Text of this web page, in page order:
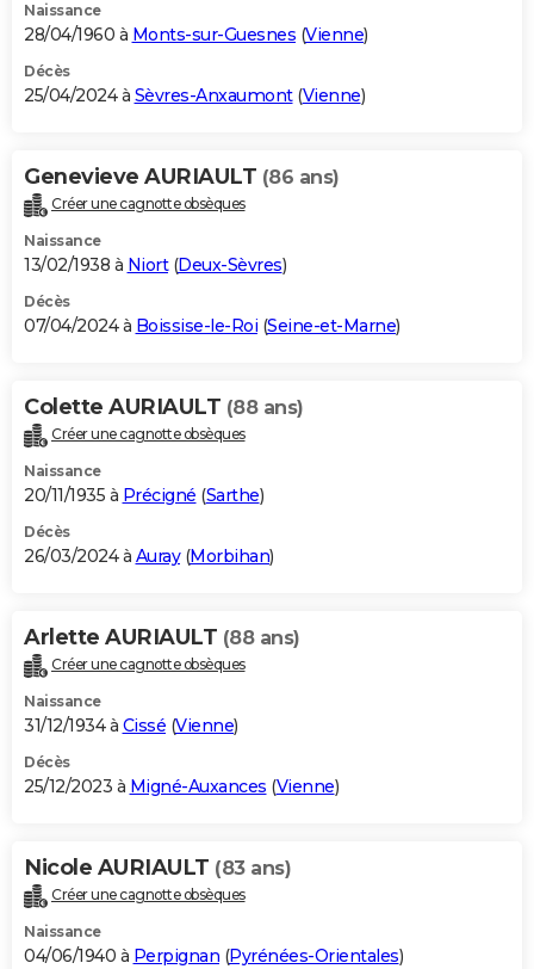
Naissance
28/04/1960 à Monts-sur-Guesnes (Vienne)
Décès
25/04/2024 à Sèvres-Anxaumont(Vienne)
Genevieve AURIAULT (86 ans)
Créer une cagnotte obsèques
Naissance
13/02/1938 à Niort(Deux-Sèvres)
Décès
07/04/2024 à Boissise-le-Roi (Seine-et-Marne)
Colette AURIAULT (88 ans)
Créer une cagnotte obsèques
Naissance
20/11/1935 à Précigné (Sarthe)
Décès
26/03/2024 à Auray(Morbihan)
Arlette AURIAULT (88 ans)
Créer une cagnotte obsèques
Naissance
31/12/1934 à Cissé (Vienne)
Décès
25/12/2023 à Migné-Auxances (Vienne)
Nicole AURIAULT (83 ans)
Créer une cagnotte obsèques
Naissance
04/06/1940 à Perpignan (Pyrénées-Orientales)